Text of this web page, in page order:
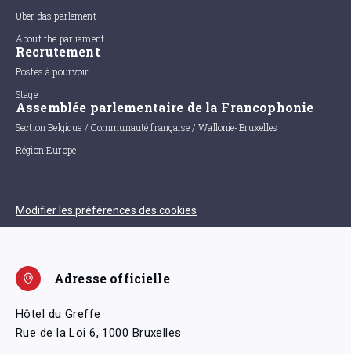
Uber das parlement
About the parliament
Recrutement
Postes à pourvoir
Stage
Assemblée parlementaire de la Francophonie
Section Belgique / Communauté française / Wallonie-Bruxelles
Région Europe
Modifier les préférences des cookies
Adresse officielle
Hôtel du Greffe
Rue de la Loi 6, 1000 Bruxelles